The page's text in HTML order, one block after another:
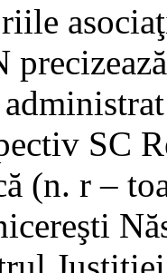
SC
(n. r –